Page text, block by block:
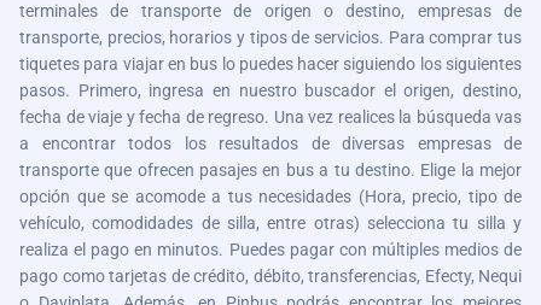
terminales de transporte de origen o destino, empresas de
transporte, precios, horarios y tipos de servicios. Para comprar tus
tiquetes para viajar en bus lo puedes hacer siguiendo los siguientes
pasos. Primero, ingresa en nuestro buscador el origen, destino,
fecha de viaje y fecha de regreso. Una vez realices la búsqueda vas
a encontrar todos los resultados de diversas empresas de
transporte que ofrecen pasajes en bus a tu destino. Elige la mejor
opción que se acomode a tus necesidades (Hora, precio, tipo de
vehículo, comodidades de silla, entre otras) selecciona tu silla y
realiza el pago en minutos. Puedes pagar con múltiples medios de
pago como tarjetas de crédito, débito, transferencias, Efecty, Nequi